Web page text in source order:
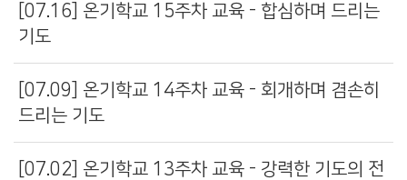
[07.16] 온기학교 15주차 교육 - 합심하며 드리는
기도
[07.09] 온기학교 14주차 교육 - 회개하며 겸손히
드리는 기도
[07.02] 온기학교 13주차 교육 - 강력한 기도의 전